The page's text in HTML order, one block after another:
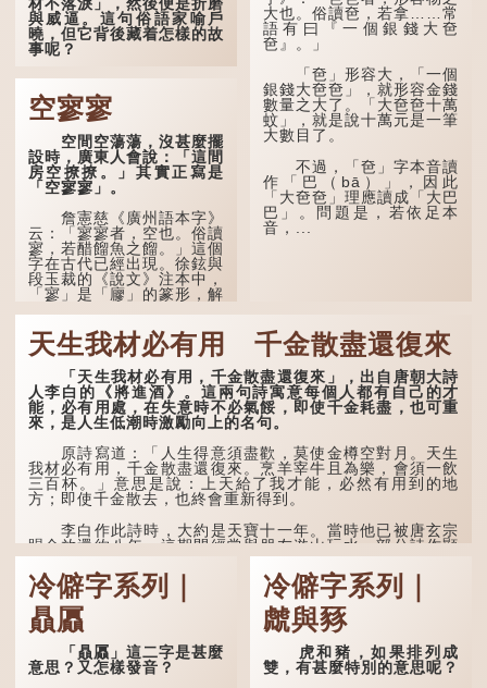
材不落淚」，然後便是折磨
與威逼。這句俗語家喻戶
曉，但它背後藏着怎樣的故
事呢？
「不見棺材不落淚」的
原句，有說法是「不見棺材
不下淚」或「不見親棺不下
淚」，出自明朝蘭陵笑笑生
所著的《金瓶梅詞話》第九
十八回。原意是指人未親眼
見到親人棺木，便不會真正
感到悲傷；後來引申為比喻
敗，便不肯罷休。
許多人對這上半句耳熟
能詳，但它其實還有下半句
——「不到黃河心不死」...
空寥寥
空間空蕩蕩，沒甚麼擺
設時，廣東人會說：「這間
房空撩撩。」其實正寫是
「空寥寥」。
詹憲慈《廣州語本字》
云：「寥寥者，空也。俗讀
寥，若醋餾魚之餾。」這個
字在古代已經出現。徐鉉與
段玉裁的《說文》注本中，
「寥」是「廫」的篆形，解
事，以「寥寥安期，虛質高
清」形容空虛無所事事。
大也。俗讀夿，若拿……常
語有曰『一個銀錢大夿
夿』。」
「夿」形容大，「一個
銀錢大夿夿」，就形容金錢
數量之大了。「大夿夿十萬
蚊」，就是說十萬元是一筆
大數目了。
不過，「夿」字本音讀
作「巴（bā）」，因此
「大夿夿」理應讀成「大巴
巴」。問題是，若依足本
音，...
天生我材必有用 千金散盡還復來
「天生我材必有用，千金散盡還復來」，出自唐朝大詩
人李白的《將進酒》。這兩句詩寓意每個人都有自己的才
能，必有用處，在失意時不必氣餒，即使千金耗盡，也可重
來，是人生低潮時激勵向上的名句。
原詩寫道：「人生得意須盡歡，莫使金樽空對月。天生
我材必有用，千金散盡還復來。烹羊宰牛且為樂，會須一飲
三百杯。」意思是說：上天給了我才能，必然有用到的地
方；即使千金散去，也終會重新得到。
李白作此詩時，大約是天寶十一年。當時他已被唐玄宗
賜金放還約八年，這期間經常與朋友遊山玩水，部分詩作顯
露出懷才...
冷僻字系列｜
贔屭
「贔屭」這二字是甚麼
意思？又怎樣發音？
冷僻字系列｜
虤與豩
虎和豬，如果排列成
雙，有甚麼特別的意思呢？